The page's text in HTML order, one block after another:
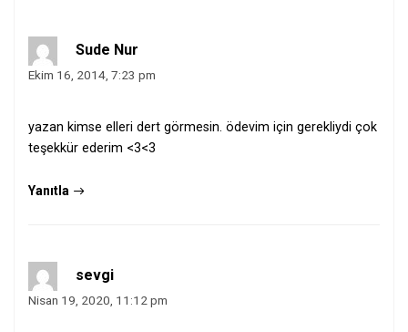
Sude Nur
Ekim 16, 2014, 7:23 pm
yazan kimse elleri dert görmesin. ödevim için gerekliydi çok
teşekkür ederim <3<3
Yanıtla
sevgi
Nisan 19, 2020, 11:12 pm